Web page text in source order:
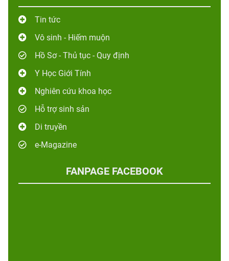
Tin tức
Vô sinh - Hiếm muộn
Hồ Sơ - Thủ tục - Quy định
Y Học Giới Tính
Nghiên cứu khoa học
Hỗ trợ sinh sản
Di truyền
e-Magazine
FANPAGE FACEBOOK